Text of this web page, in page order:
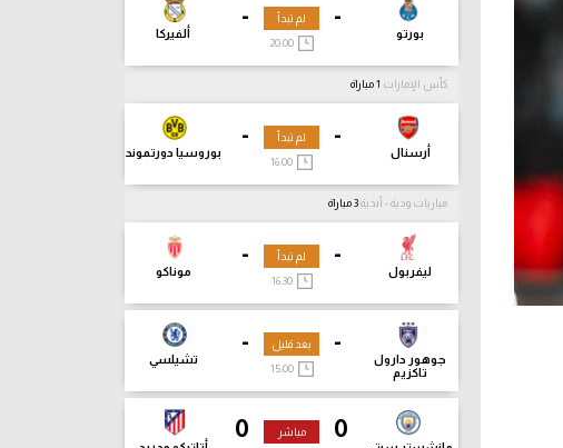
-
بورتو
-
ألفيركا
لم تبدأ
20:00
كأس الإمارات
-
أرسنال
-
بوروسيا دورتموند
لم تبدأ
مباريات ودية - أندية
-
ليفربول
-
موناكو
لم تبدأ
16:30
-
جوهور دارول
تاكزيم
-
تشيلسي
بعد قليل
15:00
0
0
مباشر